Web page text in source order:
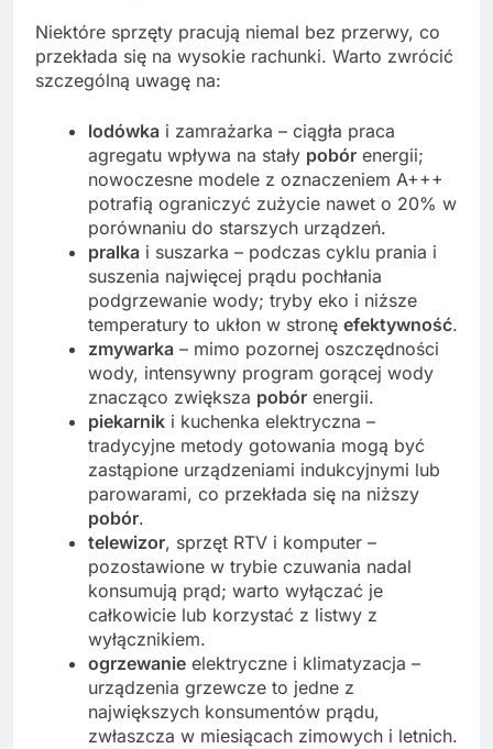
Niektóre sprzęty pracują niemal bez przerwy, co
przekłada się na wysokie rachunki. Warto zwrócić
szczególną uwagę na:
lodówka i zamrażarka – ciągła praca
agregatu wpływa na stały pobór energii;
nowoczesne modele z oznaczeniem A+++
potrafią ograniczyć zużycie nawet o 20% w
porównaniu do starszych urządzeń.
pralka i suszarka – podczas cyklu prania i
suszenia najwięcej prądu pochłania
podgrzewanie wody; tryby eko i niższe
temperatury to ukłon w stronę efektywność.
zmywarka – mimo pozornej oszczędności
wody, intensywny program gorącej wody
znacząco zwiększa pobór energii.
piekarnik i kuchenka elektryczna –
tradycyjne metody gotowania mogą być
zastąpione urządzeniami indukcyjnymi lub
parowarami, co przekłada się na niższy
pobór.
telewizor, sprzęt RTV i komputer –
pozostawione w trybie czuwania nadal
konsumują prąd; warto wyłączać je
całkowicie lub korzystać z listwy z
wyłącznikiem.
ogrzewanie elektryczne i klimatyzacja –
urządzenia grzewcze to jedne z
największych konsumentów prądu,
zwłaszcza w miesiącach zimowych i letnich.